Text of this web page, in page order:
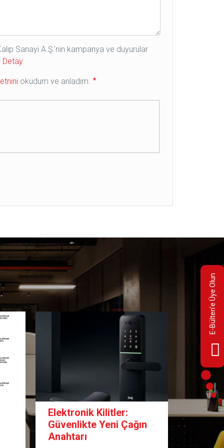
E-Bülten'e Üye Olun
Sanayi A.Ş.’nin kampanya ve duyurular
Detay
okudum ve anladım.
Elektronik Kilitler:
Güvenlikte Yeni Çağın
Anahtarı
Kartlı